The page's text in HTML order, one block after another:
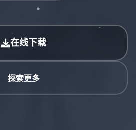
在线下载
探索更多